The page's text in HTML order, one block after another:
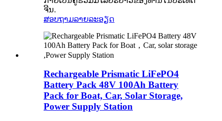
ຈີນ.
ສອບຖາມລາຍລະອຽດ
Rechargeable Prismatic LiFePO4
Battery Pack 48V 100Ah Battery
Pack for Boat, Car, Solar Storage,
Power Supply Station